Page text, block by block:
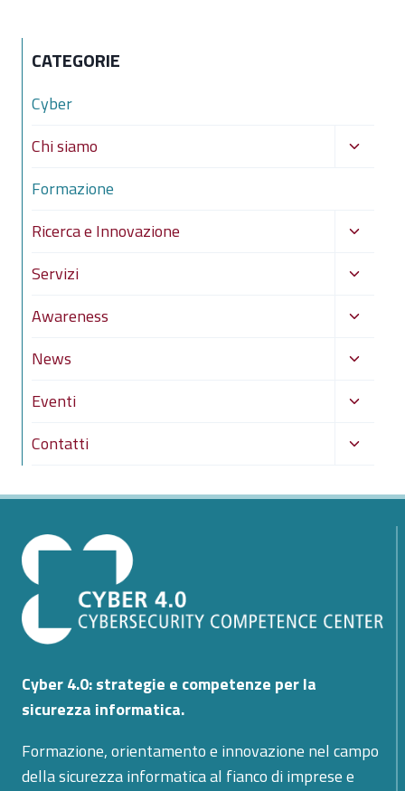
CATEGORIE
Cyber
Chi siamo
Alterna
Formazione
Ricerca e Innovazione
Alterna
figlio
Servizi
Alterna
figlio
Awareness
Alterna
figlio
News
Alterna
figlio
Eventi
Alterna
figlio
Contatti
Alterna
figlio
Cyber 4.0: strategie e competenze per la
sicurezza informatica.
Formazione, orientamento e innovazione nel campo
della sicurezza informatica al fianco di imprese e